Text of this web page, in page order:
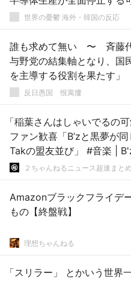
世界の憂鬱 海外・韓国の反応
誰も求めて無い 〜 斉藤
与野党の結集軸となり、国
を主導する役割を果たす」
反日愚国 恨寓瘻
「稲葉さんはしゃいでるの
ファン歓喜「B’zと黒夢が
２ちゃんねるニュース超速まと
Amazonブラックフライデ
もの【終盤戦】
理想ちゃんねる
「スリラー」 とかいう世界